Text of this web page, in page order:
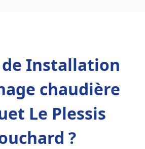
de Installation
chaudière
Le Plessis
?